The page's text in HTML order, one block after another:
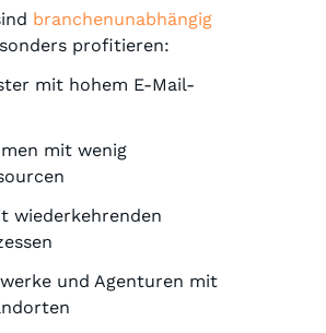
branchenunabhängig
profitieren:
mit hohem E-Mail-
mit wenig
und Agenturen mit